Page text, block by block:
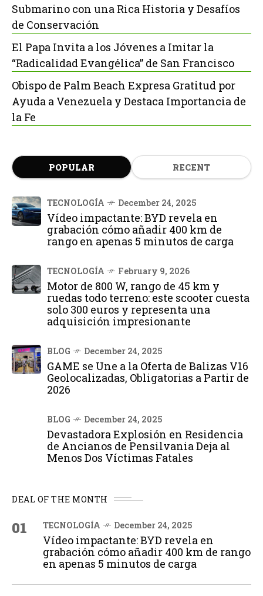
Submarino con una Rica Historia y Desafíos
de Conservación
El Papa Invita a los Jóvenes a Imitar la
“Radicalidad Evangélica” de San Francisco
Obispo de Palm Beach Expresa Gratitud por
Ayuda a Venezuela y Destaca Importancia de
la Fe
POPULAR RECENT
TECNOLOGÍA December 24, 2025
Vídeo impactante: BYD revela en
grabación cómo añadir 400 km de
rango en apenas 5 minutos de carga
TECNOLOGÍA February 9, 2026
Motor de 800 W, rango de 45 km y
ruedas todo terreno: este scooter cuesta
solo 300 euros y representa una
adquisición impresionante
BLOG December 24, 2025
GAME se Une a la Oferta de Balizas V16
Geolocalizadas, Obligatorias a Partir de
2026
BLOG December 24, 2025
Devastadora Explosión en Residencia
de Ancianos de Pensilvania Deja al
Menos Dos Víctimas Fatales
DEAL OF THE MONTH
01 TECNOLOGÍA December 24, 2025
Vídeo impactante: BYD revela en
grabación cómo añadir 400 km de rango
en apenas 5 minutos de carga